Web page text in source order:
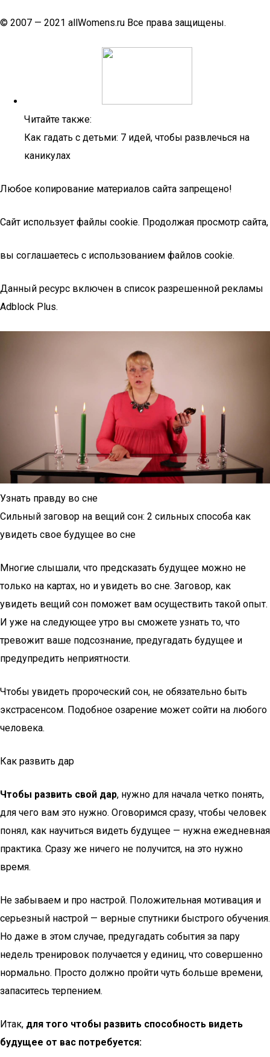
© 2007 — 2021 allWomens.ru Все права защищены.
Читайте также:
Как гадать с детьми: 7 идей, чтобы развлечься на
каникулах
Любое копирование материалов сайта запрещено!
Сайт использует файлы cookie. Продолжая просмотр сайта,
вы соглашаетесь с использованием файлов cookie.
Данный ресурс включен в список разрешенной рекламы
Adblock Plus.
Узнать правду во сне
Сильный заговор на вещий сон: 2 сильных способа как
увидеть свое будущее во сне
Многие слышали, что предсказать будущее можно не
только на картах, но и увидеть во сне. Заговор, как
увидеть вещий сон поможет вам осуществить такой опыт.
И уже на следующее утро вы сможете узнать то, что
тревожит ваше подсознание, предугадать будущее и
предупредить неприятности.
Чтобы увидеть пророческий сон, не обязательно быть
экстрасенсом. Подобное озарение может сойти на любого
человека.
Как развить дар
Чтобы развить свой дар, нужно для начала четко понять,
для чего вам это нужно. Оговоримся сразу, чтобы человек
понял, как научиться видеть будущее — нужна ежедневная
практика. Сразу же ничего не получится, на это нужно
время.
Не забываем и про настрой. Положительная мотивация и
серьезный настрой — верные спутники быстрого обучения.
Но даже в этом случае, предугадать события за пару
недель тренировок получается у единиц, что совершенно
нормально. Просто должно пройти чуть больше времени,
запаситесь терпением.
Итак, для того чтобы развить способность видеть
будущее от вас потребуется: